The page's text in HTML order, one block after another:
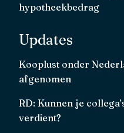
hypotheekbedrag
Updates
Kooplust onder
afgenomen
RD: Kunnen je
verdient?